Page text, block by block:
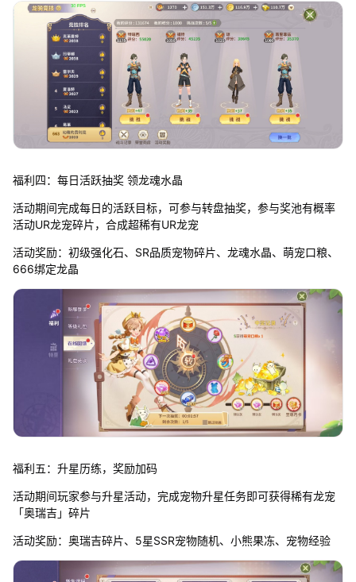
福利四：每日活跃抽奖 领龙魂水晶
活动期间完成每日的活跃目标，可参与转盘抽奖，参与奖池有概率
活动UR龙宠碎片，合成超稀有UR龙宠
活动奖励：初级强化石、SR品质宠物碎片、龙魂水晶、萌宠口粮、
666绑定龙晶
福利五：升星历练，奖励加码
活动期间玩家参与升星活动，完成宠物升星任务即可获得稀有龙宠
「奥瑞吉」碎片
活动奖励：奥瑞吉碎片、5星SSR宠物随机、小熊果冻、宠物经验